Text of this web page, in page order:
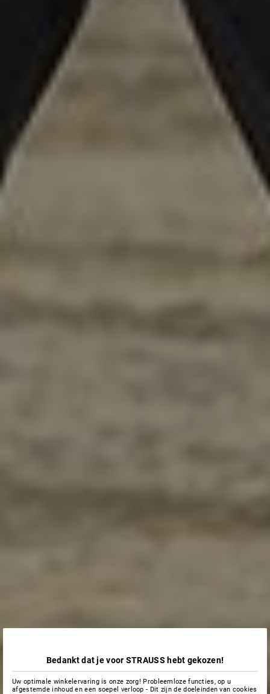
Bedankt dat je voor STRAUSS hebt gekozen!
Uw optimale winkelervaring is onze zorg! Probleemloze functies, op u
afgestemde inhoud en een soepel verloop - Dit zijn de doeleinden van cookies